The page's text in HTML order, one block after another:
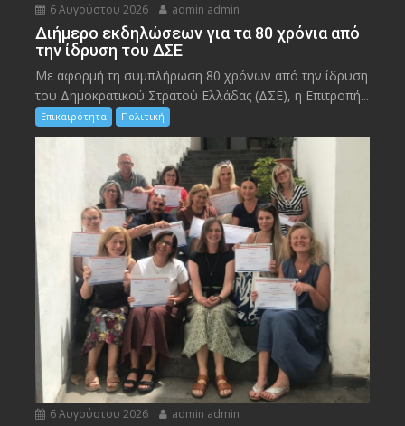
6 Αυγούστου 2026 admin admin
Διήμερο εκδηλώσεων για τα 80 χρόνια από
την ίδρυση του ΔΣΕ
Με αφορμή τη συμπλήρωση 80 χρόνων από την ίδρυση
του Δημοκρατικού Στρατού Ελλάδας (ΔΣΕ), η Επιτροπή...
Επικαιρότητα Πολιτική
6 Αυγούστου 2026 admin admin